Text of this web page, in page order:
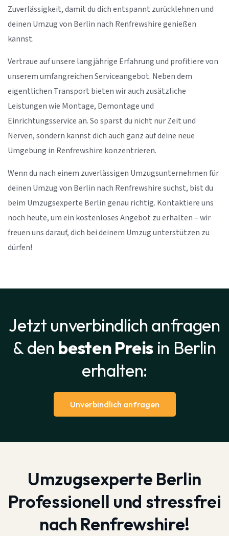
Zuverlässigkeit, damit du dich entspannt zurücklehnen und
deinen Umzug von Berlin nach Renfrewshire genießen
kannst.
Vertraue auf unsere langjährige Erfahrung und profitiere von
unserem umfangreichen Serviceangebot. Neben dem
eigentlichen Transport bieten wir auch zusätzliche
Leistungen wie Montage, Demontage und
Einrichtungsservice an. So sparst du nicht nur Zeit und
Nerven, sondern kannst dich auch ganz auf deine neue
Umgebung in Renfrewshire konzentrieren.
Wenn du nach einem zuverlässigen Umzugsunternehmen für
deinen Umzug von Berlin nach Renfrewshire suchst, bist du
beim Umzugsexperte Berlin genau richtig. Kontaktiere uns
noch heute, um ein kostenloses Angebot zu erhalten – wir
freuen uns darauf, dich bei deinem Umzug unterstützen zu
dürfen!
Jetzt unverbindlich anfragen
& den besten Preis in Berlin
erhalten:
Unverbindlich anfragen
Umzugsexperte Berlin
Professionell und stressfrei
nach Renfrewshire!